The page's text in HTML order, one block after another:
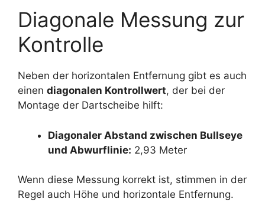
Diagonale Messung zur
Kontrolle
Neben der horizontalen Entfernung gibt es auch
einen diagonalen Kontrollwert, der bei der
Montage der Dartscheibe hilft:
Diagonaler Abstand zwischen Bullseye
und Abwurflinie: 2,93 Meter
Wenn diese Messung korrekt ist, stimmen in der
Regel auch Höhe und horizontale Entfernung.